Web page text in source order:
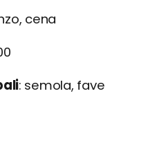
cena
semola, fave